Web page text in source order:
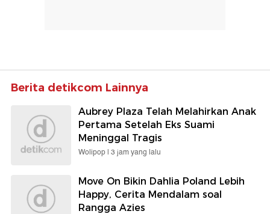
Berita detikcom Lainnya
Aubrey Plaza Telah Melahirkan Anak
Pertama Setelah Eks Suami
Meninggal Tragis
Wolipop | 3 jam yang lalu
Move On Bikin Dahlia Poland Lebih
Happy, Cerita Mendalam soal
Rangga Azies